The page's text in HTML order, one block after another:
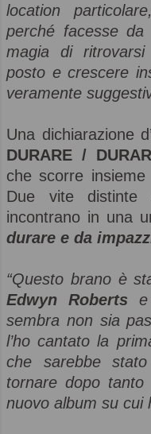
location
perché facesse
magia di
posto e crescere
veramente
Una dichiarazione
DURARE / DURAR
che scorre
Due vite
incontrano in una
durare e da
“Questo brano è
Edwyn Roberts
sembra non sia
l’ho cantato la
che sarebbe
tornare dopo
nuovo album su cui